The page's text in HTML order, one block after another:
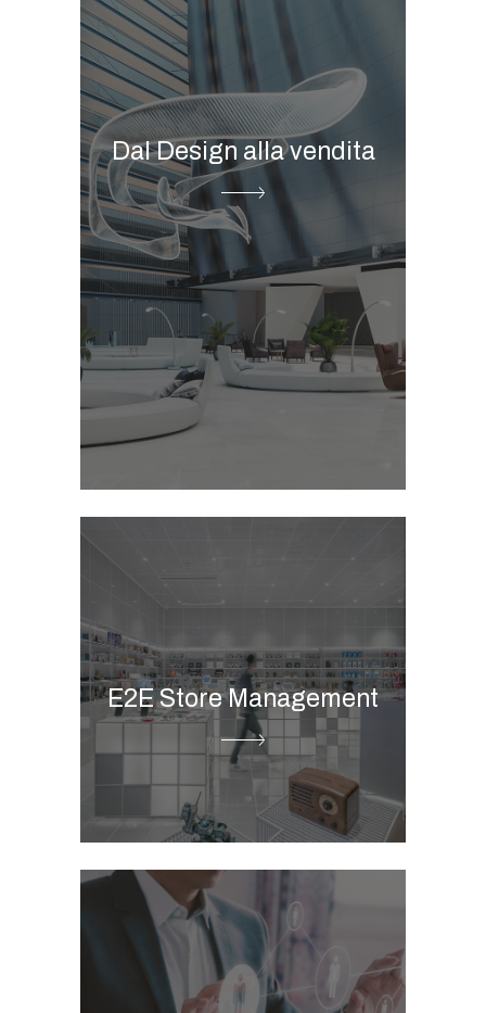
Dal Design alla vendita
Global media management
Digital showroom &
catalogo
Printed catalogue
Product information
management
Commerce B2B & B2C
Marketing automation
integration
CAR POS
E2E Store Management
Merchandise planning
Omnichannel calendar
Store visit tool
Store picture management
ESG Digital Governance
Business Intelligence
Cloud Data Platform